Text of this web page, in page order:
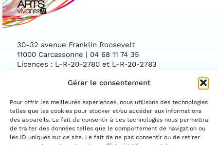
Gérer le consentement
Pour offrir les meilleures expériences, nous utilisons des technologies
telles que les cookies pour stocker et/ou accéder aux informations
des appareils. Le fait de consentir à ces technologies nous permettra
de traiter des données telles que le comportement de navigation ou
les ID uniques sur ce site. Le fait de ne pas consentir ou de retirer
30-32 avenue Franklin Roosevelt
11000 Carcassonne | 04 68 11 74 35
Licences : L-R-20-2780 et L-R-20-2783
Facebook
ASSOCIATION CONVENTIONNÉE PAR LE
DÉPARTEMENT DE L'AUDE ET LA DIRECTION
RÉGIONALE DES AFFAIRES CULTURELLES
OCCITANIE